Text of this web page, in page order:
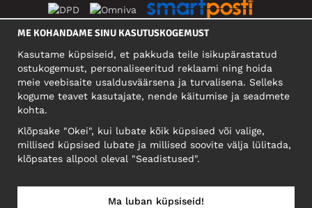
FIRMA
Mäeküla tn 9, EE-13525 Tallinn
Reg: 17449603, KMKR: EE102960721
ME KOHANDAME SINU KASUTUSKOGEMUST
Kasutame küpsiseid, et pakkuda teile isikupärastatud
ostukogemust, personaliseeritud reklaami ning hoida
meie veebisaite usaldusväärsena ja turvalisena. Selleks
kogume teavet kasutajate, nende käitumise ja seadmete
kohta.
Klõpsake "Okei", kui lubate kõik küpsised või valige,
millised küpsised lubate ja millised soovite välja lülitada,
klõpsates allpool oleval "Seadistused".
Ma luban küpsiseid!